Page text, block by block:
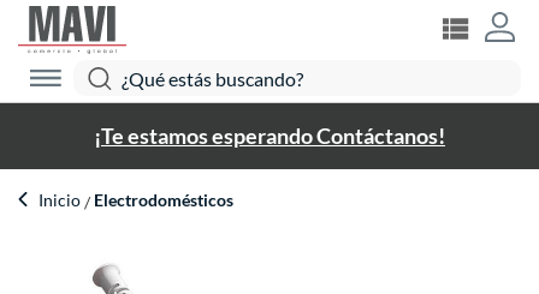
¡Te estamos esperando Contáctanos!
Inicio Electrodomésticos